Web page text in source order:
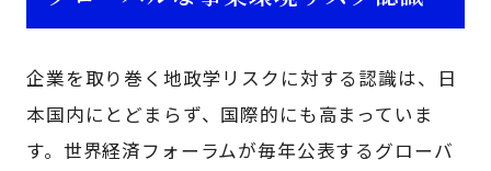
企業を取り巻く地政学リスクに対する認識は、日
本国内にとどまらず、国際的にも高まっていま
す。世界経済フォーラムが毎年公表するグローバ